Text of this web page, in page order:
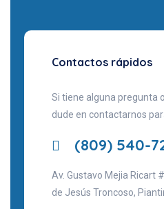
Contactos rápidos
Si tiene alguna pregunta
dude en contactarnos
(809) 540-
Av. Gustavo Mejia Ricart
de Jesús Troncoso,